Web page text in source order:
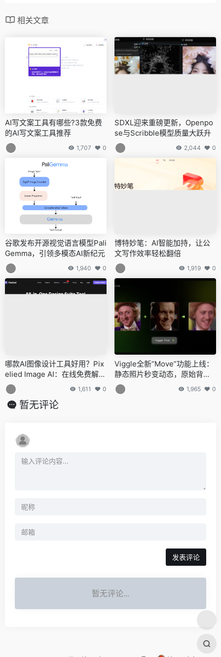
相关文章
AI写文案工具有哪些?3款免费
的AI写文案工具推荐
1,707 0
SDXL迎来重磅更新，Openpo
se与Scribble模型质量大跃升
2,044 0
谷歌发布开源视觉语言模型Pali
Gemma，引领多模态AI新纪元
1,940 0
博特妙笔：AI智能加持，让公
文写作效率轻松翻倍
1,919 0
哪款AI图像设计工具好用？Pix
elied Image AI：在线免费解锁
创意设计的无限可能
1,611 0
Viggle全新“Move”功能上线：
静态照片秒变动态，原始背景
完美保留
1,965 0
暂无评论
发表评论
暂无评论...